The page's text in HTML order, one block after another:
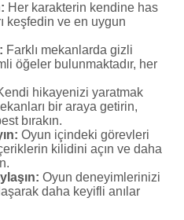
Her karakterin kendine has
keşfedin ve en uygun
Farklı mekanlarda gizli
öğeler bulunmaktadır, her
hikayenizi yaratmak
bir araya getirin,
bırakın.
Oyun içindeki görevleri
kilidini açın ve daha
Oyun deneyimlerinizi
daha keyifli anılar